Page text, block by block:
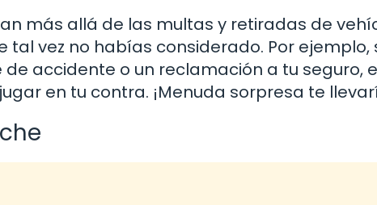
más allá de las multas y retiradas de
vez no habías considerado. Por ejemplo,
accidente o un reclamación a tu seguro,
en tu contra. ¡Menuda sorpresa te